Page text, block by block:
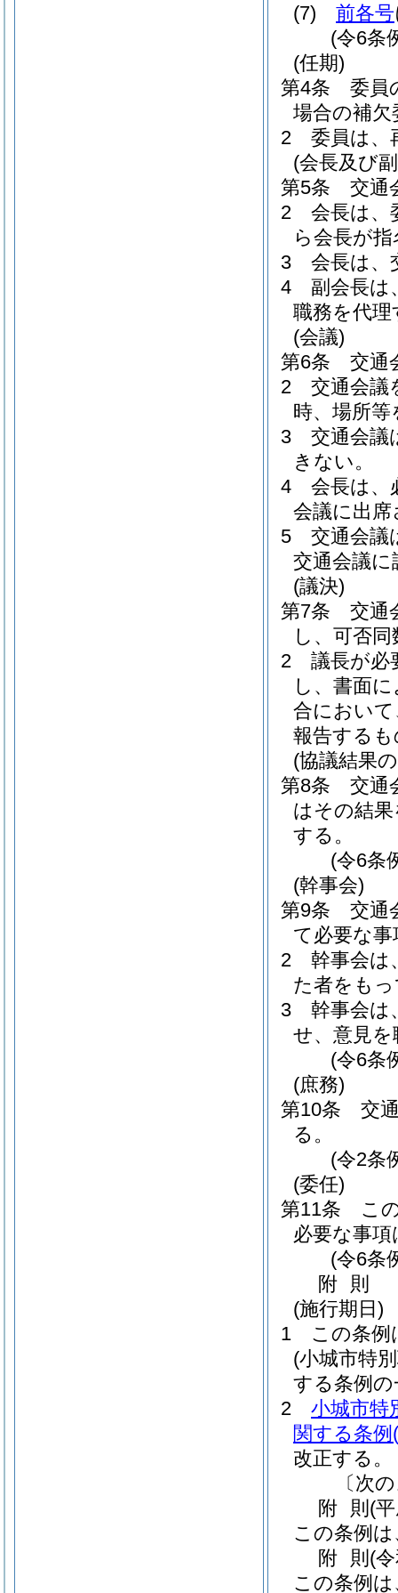
(7)
前各号
(令6条
(任期)
第4条
委員
場合の補
2
委員は、
(会長及び
第5条
交通
2
会長は、
ら会長が
3
会長は、
4
副会長は
職務を代理
(会議)
第6条
交通
2
交通会議
時、場所
3
交通会議
きない。
4
会長は、
会議に出
5
交通会議
交通会議
(議決)
第7条
交通
し、可否
2
議長が必
し、書面
合におい
報告する
(協議結果
第8条
交通
はその結
する。
(令6条
(幹事会)
第9条
交通
て必要な
2
幹事会は
た者をも
3
幹事会は
せ、意見
(令6条
(庶務)
第10条
交
る。
(令2条
(委任)
第11条
こ
必要な事
(令6条
附 則
(施行期日)
1
この条例
(小城市特
する条例の
2
小城市特
関する条例
改正する。
〔次
附 則 (
この条例
附 則 (
この条例